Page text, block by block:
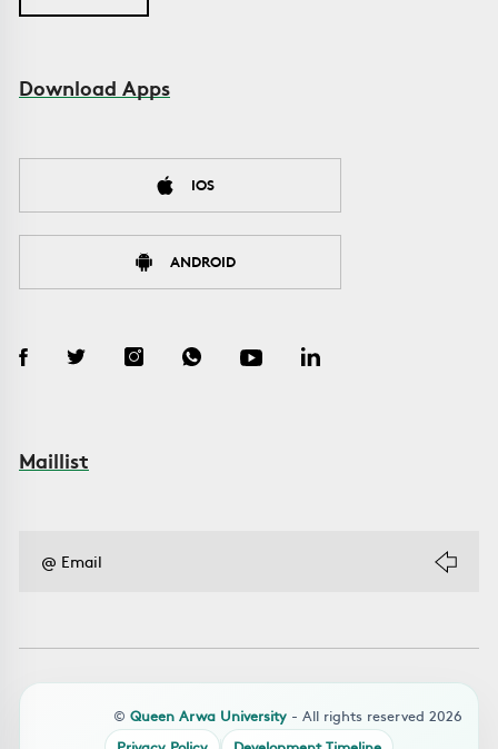
Download Apps
IOS
ANDROID
Maillist
© Queen Arwa University - All rights reserved 2026